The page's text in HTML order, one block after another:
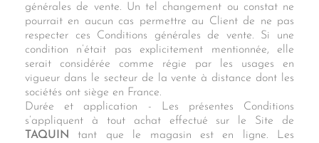
générales de vente. Un tel changement ou constat ne
pourrait en aucun cas permettre au Client de ne pas
respecter ces Conditions générales de vente. Si une
condition n’était pas explicitement mentionnée, elle
serait considérée comme régie par les usages en
vigueur dans le secteur de la vente à distance dont les
sociétés ont siège en France.
Durée et application - Les présentes Conditions
s’appliquent à tout achat effectué sur le Site de
TAQUIN tant que le magasin est en ligne. Les